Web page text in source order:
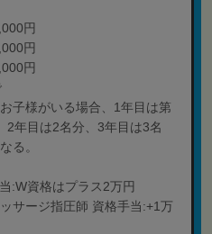
円
円
円
子様がいる場合、1年目は第
2年目は2名分、3年目は3名
る。
:W資格はプラス2万円
ッサージ指圧師 資格手当:+1万